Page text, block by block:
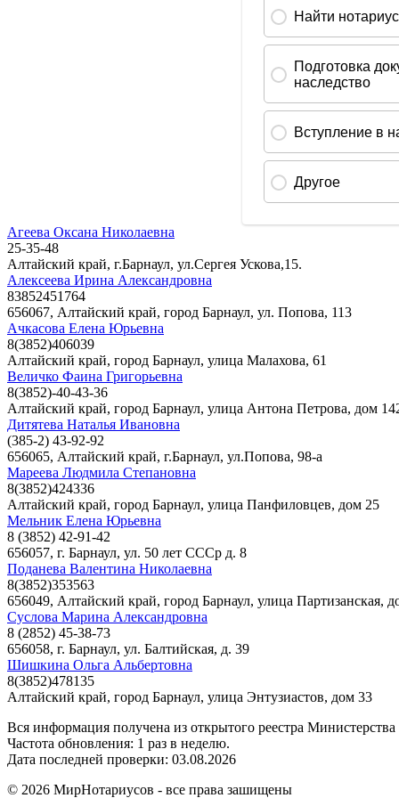
Агеева Оксана Николаевна
25-35-48
Алтайский край, г.Барнаул, ул.Сергея Ускова,15.
Алексеева Ирина Александровна
83852451764
656067, Алтайский край, город Барнаул, ул. Попова, 113
Ачкасова Елена Юрьевна
8(3852)406039
Алтайский край, город Барнаул, улица Малахова, 61
Величко Фаина Григорьевна
8(3852)-40-43-36
Алтайский край, город Барнаул, улица Антона Петрова, дом
Дитятева Наталья Ивановна
(385-2) 43-92-92
656065, Алтайский край, г.Барнаул, ул.Попова, 98-а
Мареева Людмила Степановна
8(3852)424336
Алтайский край, город Барнаул, улица Панфиловцев, дом 25
Мельник Елена Юрьевна
8 (3852) 42-91-42
656057, г. Барнаул, ул. 50 лет СССр д. 8
Поданева Валентина Николаевна
8(3852)353563
656049, Алтайский край, город Барнаул, улица Партизанская,
Суслова Марина Александровна
8 (2852) 45-38-73
656058, г. Барнаул, ул. Балтийская, д. 39
Шишкина Ольга Альбертовна
8(3852)478135
Алтайский край, город Барнаул, улица Энтузиастов, дом 33
Вся информация получена из открытого реестра
Частота обновления: 1 раз в неделю.
Дата последней проверки: 03.08.2026
© 2026 МирНотариусов - все права зашищены